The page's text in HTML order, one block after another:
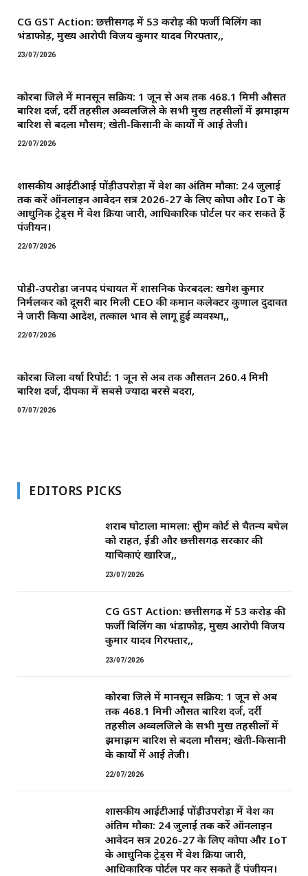
CG GST Action: छत्तीसगढ़ में 53 करोड़ की फर्जी बिलिंग का
भंडाफोड़, मुख्य आरोपी विजय कुमार यादव गिरफ्तार,,
23/07/2026
कोरबा जिले में मानसून सक्रिय: 1 जून से अब तक 468.1 मिमी औसत
बारिश दर्ज, दर्री तहसील अव्वलजिले के सभी प्रमुख तहसीलों में झमाझम
बारिश से बदला मौसम; खेती-किसानी के कार्यों में आई तेजी।
22/07/2026
शासकीय आईटीआई पोंड़ीउपरोड़ा में प्रवेश का अंतिम मौका: 24 जुलाई
तक करें ऑनलाइन आवेदन सत्र 2026-27 के लिए कोपा और IoT के
आधुनिक ट्रेड्स में प्रवेश प्रक्रिया जारी, आधिकारिक पोर्टल पर कर सकते हैं
पंजीयन।
22/07/2026
पोड़ी-उपरोड़ा जनपद पंचायत में प्रशासनिक फेरबदल: खगेश कुमार
निर्मलकर को दूसरी बार मिली CEO की कमान ​कलेक्टर कुणाल दुदावत
ने जारी किया आदेश, तत्काल प्रभाव से लागू हुई व्यवस्था,,
22/07/2026
कोरबा जिला वर्षा रिपोर्ट: 1 जून से अब तक औसतन 260.4 मिमी
बारिश दर्ज, दीपका में सबसे ज्यादा बरसे बदरा,
07/07/2026
EDITORS PICKS
शराब घोटाला मामला: सुप्रीम कोर्ट से चैतन्य बघेल
को राहत, ईडी और छत्तीसगढ़ सरकार की
याचिकाएं खारिज,,
23/07/2026
CG GST Action: छत्तीसगढ़ में 53 करोड़ की
फर्जी बिलिंग का भंडाफोड़, मुख्य आरोपी विजय
कुमार यादव गिरफ्तार,,
23/07/2026
कोरबा जिले में मानसून सक्रिय: 1 जून से अब
तक 468.1 मिमी औसत बारिश दर्ज, दर्री
तहसील अव्वलजिले के सभी प्रमुख तहसीलों में
झमाझम बारिश से बदला मौसम; खेती-किसानी
के कार्यों में आई तेजी।
22/07/2026
शासकीय आईटीआई पोंड़ीउपरोड़ा में प्रवेश का
अंतिम मौका: 24 जुलाई तक करें ऑनलाइन
आवेदन सत्र 2026-27 के लिए कोपा और IoT
के आधुनिक ट्रेड्स में प्रवेश प्रक्रिया जारी,
आधिकारिक पोर्टल पर कर सकते हैं पंजीयन।